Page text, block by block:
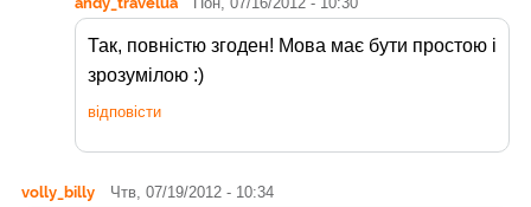
Так, повністю згоден! Мова має бути простою і
зрозумілою :)
відповісти
volly_billy Чтв, 07/19/2012 - 10:34